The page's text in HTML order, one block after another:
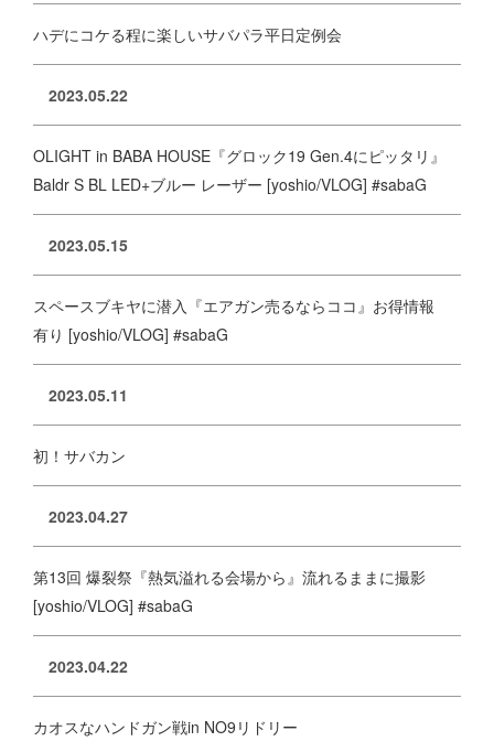
ハデにコケる程に楽しいサバパラ平日定例会
2023.05.22
OLIGHT in BABA HOUSE『グロック19 Gen.4にピッタリ』
Baldr S BL LED+ブルー レーザー [yoshio/VLOG] #sabaG
2023.05.15
スペースブキヤに潜入『エアガン売るならココ』お得情報
有り [yoshio/VLOG] #sabaG
2023.05.11
初！サバカン
2023.04.27
第13回 爆裂祭『熱気溢れる会場から』流れるままに撮影
[yoshio/VLOG] #sabaG
2023.04.22
カオスなハンドガン戦in NO9リドリー